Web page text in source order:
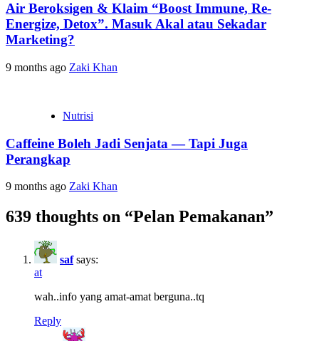
Air Beroksigen & Klaim “Boost Immune, Re-
Energize, Detox”. Masuk Akal atau Sekadar
Marketing?
9 months ago Zaki Khan
Nutrisi
Caffeine Boleh Jadi Senjata — Tapi Juga
Perangkap
9 months ago Zaki Khan
639 thoughts on “Pelan Pemakanan”
saf says:
at
wah..info yang amat-amat berguna..tq
Reply